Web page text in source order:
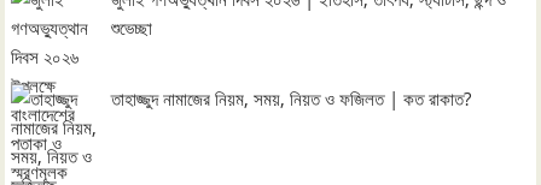
শুভেচ্ছা
তাহাজ্জুদ নামাজের নিয়ম, সময়, নিয়ত ও ফজিলত | কত রাকাত?